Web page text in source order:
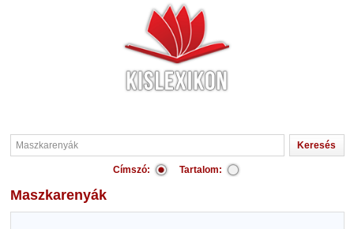
Címszó: Tartalom:
Maszkarenyák